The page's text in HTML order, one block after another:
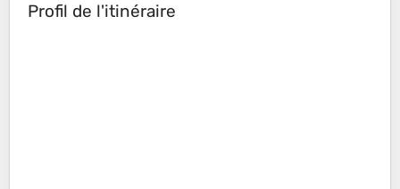
Profil de l'itinéraire